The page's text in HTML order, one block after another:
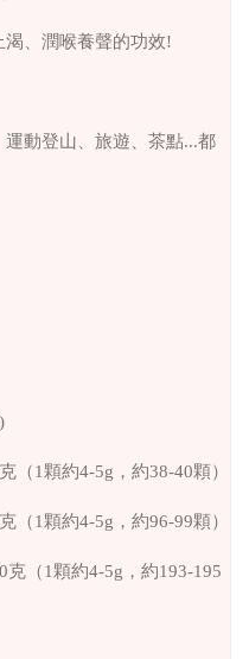
、潤喉養聲的功效!
動登山、旅遊、茶點...都
（1顆約4-5g，約38-40顆）
（1顆約4-5g，約96-99顆）
克（1顆約4-5g，約193-195